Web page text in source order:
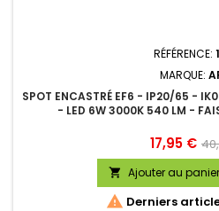
RÉFÉRENCE:
MARQUE:
SPOT ENCASTRÉ EF6 - IP20/65 -
- LED 6W 3000K 540 LM -
Prix
17,95 € Prix
de
 Ajouter au panier
 Derniers